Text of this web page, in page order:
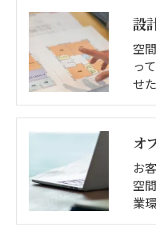
設
空
っ
せ
オ
お
空
業